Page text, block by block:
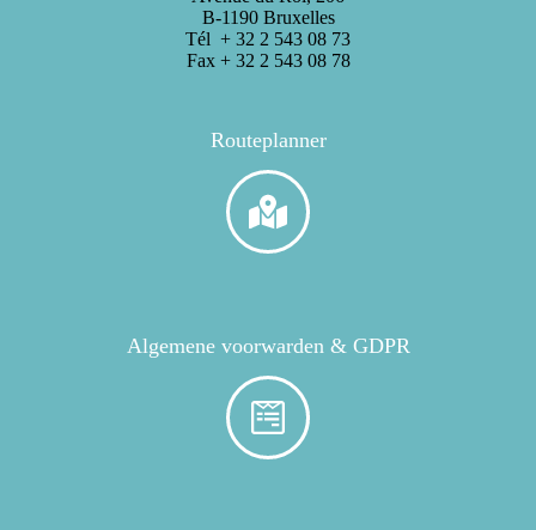
B-1190 Bruxelles
Tél + 32 2 543 08 73
Fax + 32 2 543 08 78
Routeplanner
Algemene voorwarden & GDPR